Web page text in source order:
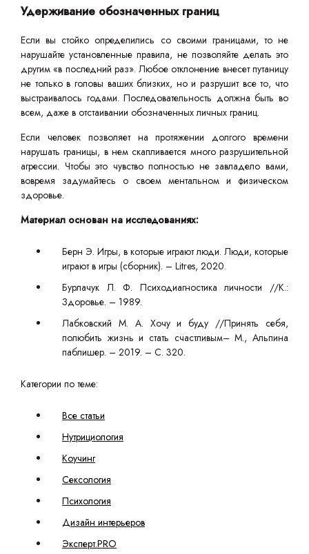
Удерживание обозначенных границ
Если вы стойко определились со своими границами, то не
нарушайте установленные правила, не позволяйте делать это
другим «в последний раз». Любое отклонение внесет путаницу
не только в головы ваших близких, но и разрушит все то, что
выстраивалось годами. Последовательность должна быть во
всем, даже в отстаивании обозначенных личных границ.
Если человек позволяет на протяжении долгого времени
нарушать границы, в нем скапливается много разрушительной
агрессии. Чтобы это чувство полностью не завладело вами,
вовремя задумайтесь о своем ментальном и физическом
здоровье.
Материал основан на исследованиях:
Берн Э. Игры, в которые играют люди. Люди, которые
играют в игры (сборник). – Litres, 2020.
Бурлачук Л. Ф. Психодиагностика личности //К.:
Здоровье. – 1989.
Лабковский М. А. Хочу и буду //Принять себя,
полюбить жизнь и стать счастливым– М., Альпина
паблишер. – 2019. – С. 320.
Категории по теме:
Все статьи
Нутрициология
Коучинг
Сексология
Психология
Дизайн интерьеров
Эксперт.PRO